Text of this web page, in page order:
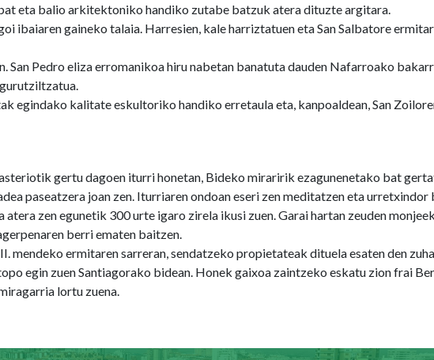
eta balio arkitektoniko handiko zutabe batzuk atera dituzte argitara.
ibaiaren gaineko talaia. Harresien, kale harriztatuen eta San Salbatore
Pedro eliza erromanikoa hiru nabetan banatuta dauden Nafarroako
egindako kalitate eskultoriko handiko erretaula eta, kanpoaldean, San
gertu dagoen iturri honetan, Bideko miraririk ezagunenetako bat
paseatzera joan zen. Iturriaren ondoan eseri zen meditatzen eta
zen egunetik 300 urte igaro zirela ikusi zuen. Garai hartan zeuden
berri ematen baitzen.
mendeko ermitaren sarreran, sendatzeko propietateak dituela esaten den
egin zuen Santiagorako bidean. Honek gaixoa zaintzeko eskatu zion frai
lortu zuena.